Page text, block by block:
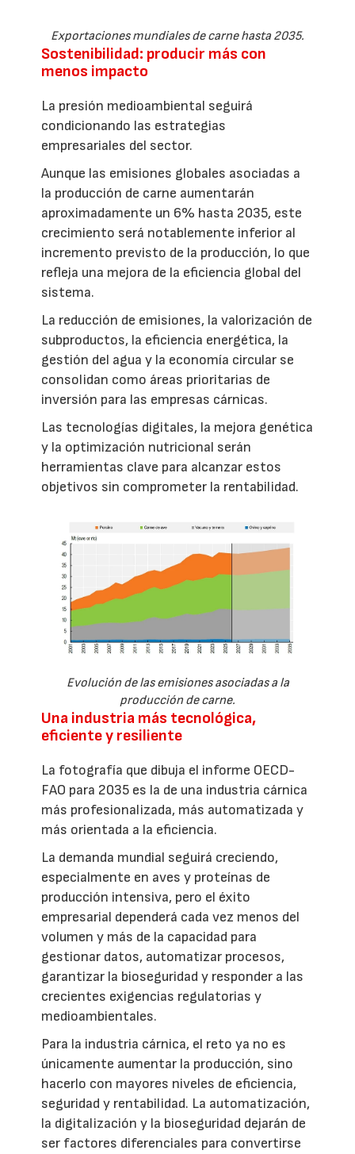
Exportaciones mundiales de carne hasta 2035.
Sostenibilidad: producir más con
menos impacto
La presión medioambiental seguirá
condicionando las estrategias
empresariales del sector.
Aunque las emisiones globales asociadas a
la producción de carne aumentarán
aproximadamente un 6% hasta 2035, este
crecimiento será notablemente inferior al
incremento previsto de la producción, lo que
refleja una mejora de la eficiencia global del
sistema.
La reducción de emisiones, la valorización de
subproductos, la eficiencia energética, la
gestión del agua y la economía circular se
consolidan como áreas prioritarias de
inversión para las empresas cárnicas.
Las tecnologías digitales, la mejora genética
y la optimización nutricional serán
herramientas clave para alcanzar estos
objetivos sin comprometer la rentabilidad.
Evolución de las emisiones asociadas a la
producción de carne.
Una industria más tecnológica,
eficiente y resiliente
La fotografía que dibuja el informe OECD-
FAO para 2035 es la de una industria cárnica
más profesionalizada, más automatizada y
más orientada a la eficiencia.
La demanda mundial seguirá creciendo,
especialmente en aves y proteínas de
producción intensiva, pero el éxito
empresarial dependerá cada vez menos del
volumen y más de la capacidad para
gestionar datos, automatizar procesos,
garantizar la bioseguridad y responder a las
crecientes exigencias regulatorias y
medioambientales.
Para la industria cárnica, el reto ya no es
únicamente aumentar la producción, sino
hacerlo con mayores niveles de eficiencia,
seguridad y rentabilidad. La automatización,
la digitalización y la bioseguridad dejarán de
ser factores diferenciales para convertirse